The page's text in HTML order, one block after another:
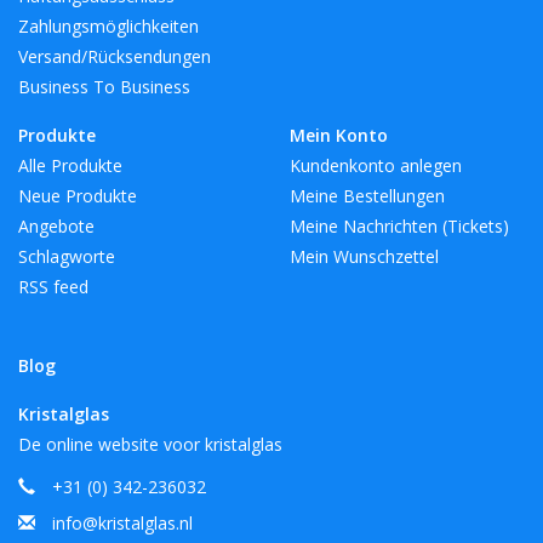
Zahlungsmöglichkeiten
Versand/Rücksendungen
Business To Business
Produkte
Alle Produkte
Neue Produkte
Angebote
Schlagworte
RSS feed
Blog
Mein Konto
Kundenkonto anlegen
Meine Bestellungen
Meine Nachrichten (Tickets)
Mein Wunschzettel
Kristalglas
De online website voor kristalglas
+31 (0) 342-236032
info@kristalglas.nl